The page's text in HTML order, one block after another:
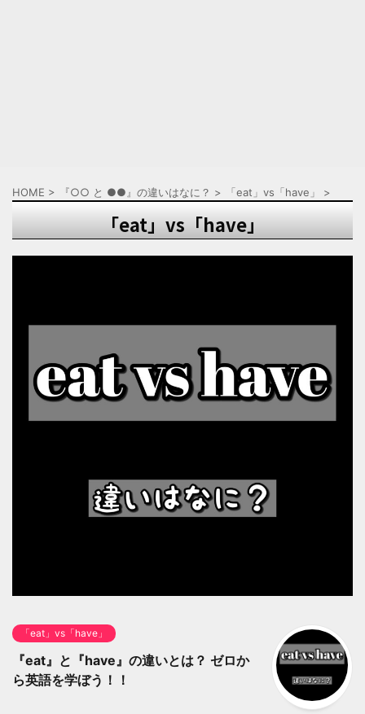
HOME > 『○○ と ●●』の違いはなに？ > 「eat」vs「have」 >
「eat」vs「have」
「eat」vs「have」
『eat』と『have』の違いとは？ ゼロか
ら英語を学ぼう！！